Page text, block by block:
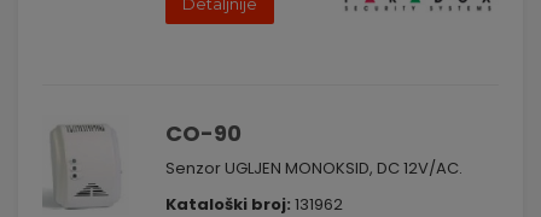
CO-90
Senzor UGLJEN MONOKSID, DC 12V/AC.
Kataloški broj: 131962